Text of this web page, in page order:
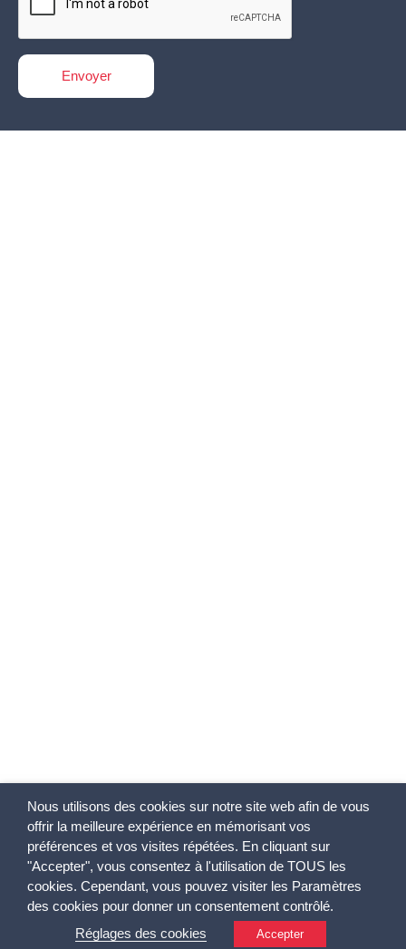
Copyright Paris CDG Alliance
Informations légales
Google map
Nous utilisons des cookies sur notre site web afin de vous
offrir la meilleure expérience en mémorisant vos
préférences et vos visites répétées. En cliquant sur
"Accepter", vous consentez à l'utilisation de TOUS les
cookies. Cependant, vous pouvez visiter les Paramètres
des cookies pour donner un consentement contrôlé.
Réglages des cookies
Accepter